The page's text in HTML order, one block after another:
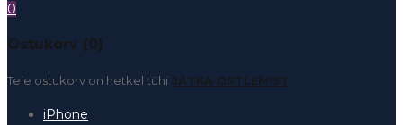
0
Ostukorv (0)
Teie ostukorv on hetkel tühi JÄTKA OSTLEMIST
iPhone